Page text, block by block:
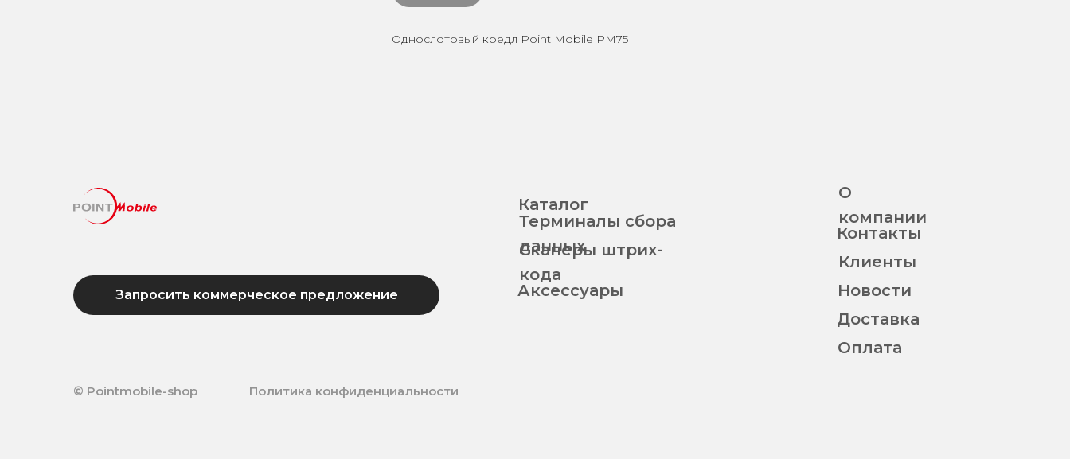
Однослотовый кредл Point Mobile PM75
© Pointmobile-shop Политика конфиденциальности
Запросить коммерческое предложение
Каталог
Контакты
Новости
Оплата
Доставка
Клиенты
О
компании
Аксессуары
Терминалы сбора
данных
Сканеры штрих-
кода